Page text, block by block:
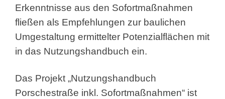
Erkenntnisse aus den Sofortmaßnahmen
fließen als Empfehlungen zur baulichen
Umgestaltung ermittelter Potenzialflächen mit
in das Nutzungshandbuch ein.
Das Projekt „Nutzungshandbuch
Porschestraße inkl. Sofortmaßnahmen“ ist